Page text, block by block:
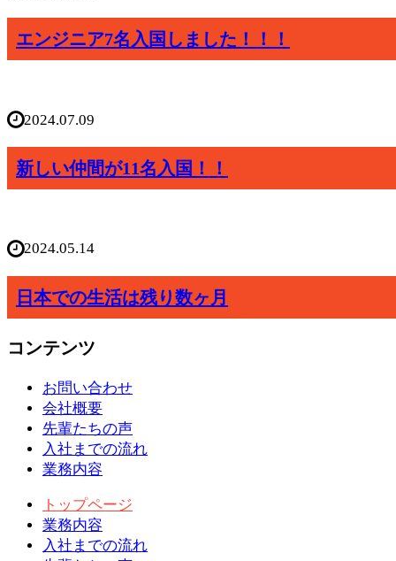
エンジニア7名入国しました！！！
2024.07.09
新しい仲間が11名入国！！
2024.05.14
日本での生活は残り数ヶ月
コンテンツ
お問い合わせ
会社概要
先輩たちの声
入社までの流れ
業務内容
トップページ
業務内容
入社までの流れ